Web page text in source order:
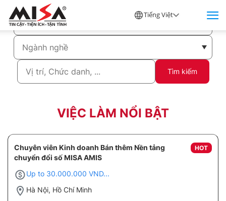
Tiếng Việt
Tìm kiếm
VIỆC LÀM NỔI BẬT
HOT
Chuyên viên Kinh doanh Bán thêm Nền tảng
chuyển đổi số MISA AMIS
Up to 30.000.000 VND...
Hà Nội, Hồ Chí Minh